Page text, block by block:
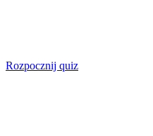
Rozpocznij quiz